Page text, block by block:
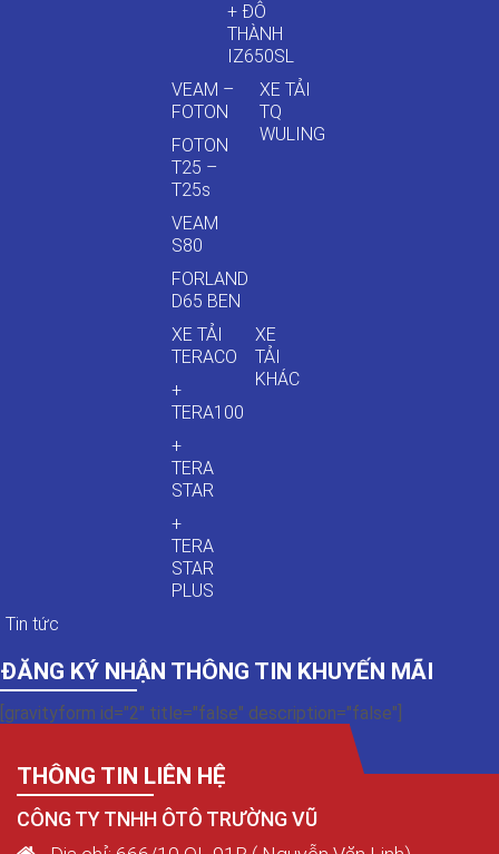
+ ĐÔ
THÀNH
IZ650SL
VEAM –
FOTON
FOTON
T25 –
T25s
VEAM
S80
FORLAND
D65 BEN
XE TẢI
TQ
WULING
XE TẢI
TERACO
+
TERA100
+
TERA
STAR
+
TERA
STAR
PLUS
XE
TẢI
KHÁC
Tin tức
ĐĂNG KÝ NHẬN THÔNG TIN KHUYẾN MÃI
[gravityform id="2" title="false" description="false"]
THÔNG TIN LIÊN HỆ
CÔNG TY TNHH ÔTÔ TRƯỜNG VŨ